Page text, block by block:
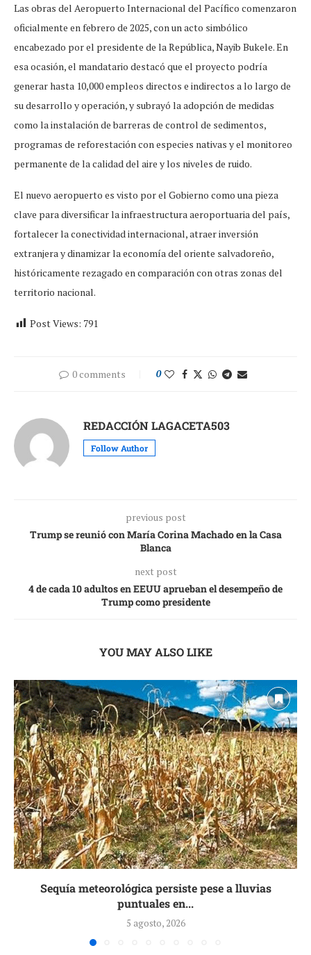
Las obras del Aeropuerto Internacional del Pacífico comenzaron
oficialmente en febrero de 2025, con un acto simbólico
encabezado por el presidente de la República, Nayib Bukele. En
esa ocasión, el mandatario destacó que el proyecto podría
generar hasta 10,000 empleos directos e indirectos a lo largo de
su desarrollo y operación, y subrayó la adopción de medidas
como la instalación de barreras de control de sedimentos,
programas de reforestación con especies nativas y el monitoreo
permanente de la calidad del aire y los niveles de ruido.
El nuevo aeropuerto es visto por el Gobierno como una pieza
clave para diversificar la infraestructura aeroportuaria del país,
fortalecer la conectividad internacional, atraer inversión
extranjera y dinamizar la economía del oriente salvadoreño,
históricamente rezagado en comparación con otras zonas del
territorio nacional.
Post Views: 791
0 comments 0
REDACCIÓN LAGACETA503
Follow Author
previous post
Trump se reunió con María Corina Machado en la Casa
Blanca
next post
4 de cada 10 adultos en EEUU aprueban el desempeño de
Trump como presidente
YOU MAY ALSO LIKE
Sequía meteorológica persiste pese a lluvias
puntuales en...
5 agosto, 2026